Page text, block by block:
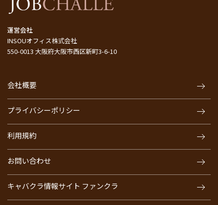
運営会社
INSOUオフィス株式会社
550-0013 大阪府大阪市西区新町3-6-10
会社概要
プライバシーポリシー
利用規約
お問い合わせ
キャバクラ情報サイト ファンクラ